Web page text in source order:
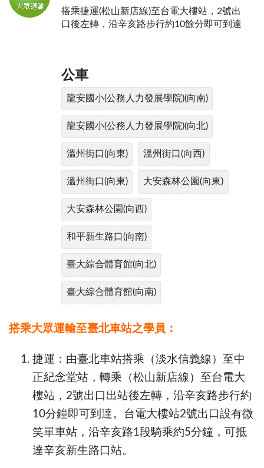
搭乘捷運(松山新店線)至台電大樓站，2號出
口後左轉，沿辛亥路步行約10餘分即可到達
公車
龍安國小(公務人力發展學院)(向南)
龍安國小(公務人力發展學院)(向北)
溫州街口(向東) 溫州街口(向西)
溫州街口(向東) 大安森林公園(向東)
大安森林公園(向西)
和平新生路口(向南)
臺大綜合體育館(向北)
臺大綜合體育館(向南)
搭乘大眾運輸至臺北車站之學員：
捷運：由臺北車站搭乘（淡水信義線）至中
正紀念堂站，轉乘（松山新店線）至台電大
樓站，2號出口出站後左轉，沿辛亥路步行約
10分鐘即可到達。台電大樓站2號出口設有微
笑單車站，沿辛亥路1段騎乘約5分鐘，可抵
達辛亥新生路口站。